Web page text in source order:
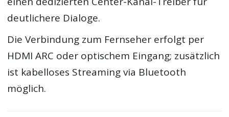
deutlichere Dialoge.
Die Verbindung zum Fernseher erfolgt per
HDMI ARC oder optischem Eingang; zusätzlich
ist kabelloses Streaming via Bluetooth
möglich.